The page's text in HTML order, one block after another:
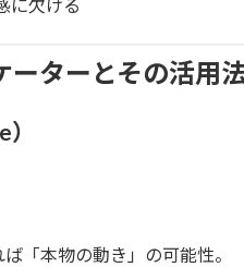
に欠ける
ーターとその活用
「本物の動き」の可能性。